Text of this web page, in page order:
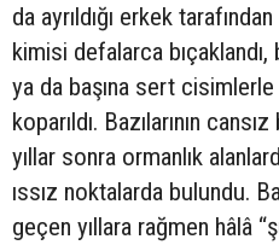
da ayrıldığı erkek
kimisi defalarca
ya da başına sert
koparıldı. Bazılarının
yıllar sonra ormanlık
ıssız noktalarda bulundu.
geçen yıllara rağmen hâlâ